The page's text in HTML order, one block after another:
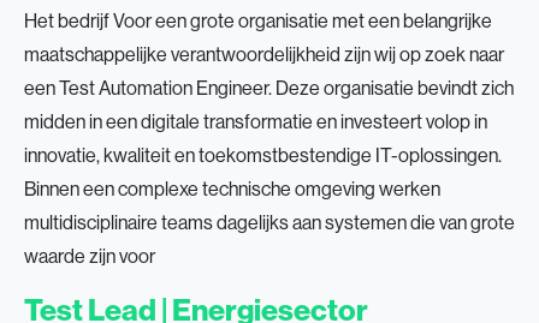
Het bedrijf Voor een grote organisatie met een belangrijke
maatschappelijke verantwoordelijkheid zijn wij op zoek naar
een Test Automation Engineer. Deze organisatie bevindt zich
midden in een digitale transformatie en investeert volop in
innovatie, kwaliteit en toekomstbestendige IT-oplossingen.
Binnen een complexe technische omgeving werken
multidisciplinaire teams dagelijks aan systemen die van grote
waarde zijn voor
Test Lead | Energiesector